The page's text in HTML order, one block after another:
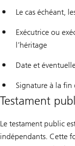
Le cas échéant,
Exécutrice ou
l’héritage
Date et
Signature à la fin
Testament
Le testament public
indépendants. Cette